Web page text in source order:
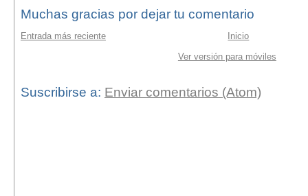
Muchas gracias por dejar tu comentario
Entrada más reciente
Inicio
Ver versión para móviles
Suscribirse a: Enviar comentarios (Atom)